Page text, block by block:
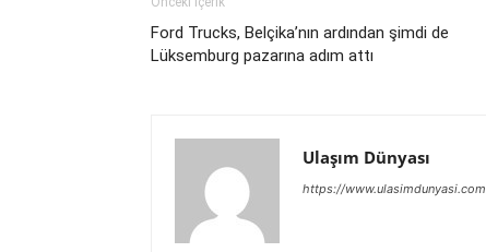
Ford Trucks, Belçika’nın ardından şimdi de
Lüksemburg pazarına adım attı
Ulaşım Dünyası
https://www.ulasimdunyasi.com